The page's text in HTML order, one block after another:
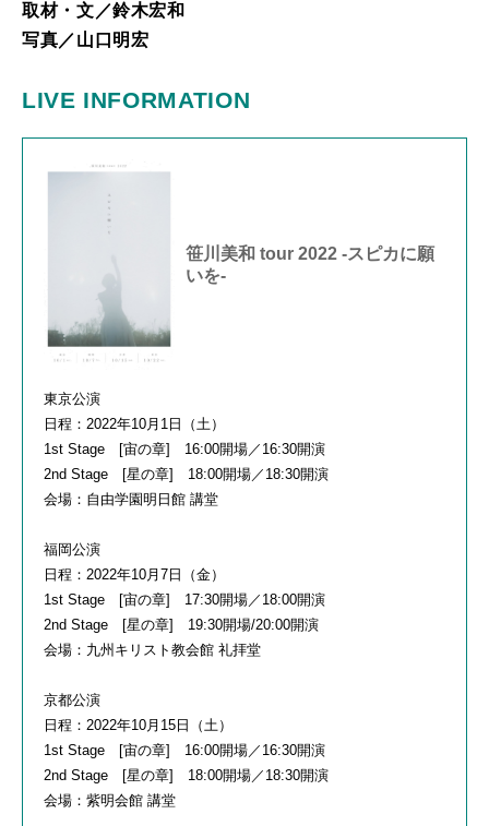
取材・文／鈴木宏和
写真／山口明宏
LIVE INFORMATION
笹川美和 tour 2022 -スピカに願
いを-
東京公演
日程： 2022年10月 1 日（土）
1st Stage [宙の章] 16:00開場／ 16:30開演
2nd Stage [星の章] 18:00開場／ 18:30開演
会場：自由学園明日館 講堂
福岡公演
日程： 2022年10月 7 日（金）
1st Stage [宙の章] 17:30開場／ 18:00開演
2nd Stage [星の章] 19:30開場/20:00開演
会場：九州キリスト教会館 礼拝堂
京都公演
日程： 2022年10月 15 日（土）
1st Stage [宙の章] 16:00開場／ 16:30開演
2nd Stage [星の章] 18:00開場／ 18:30開演
会場：紫明会館 講堂